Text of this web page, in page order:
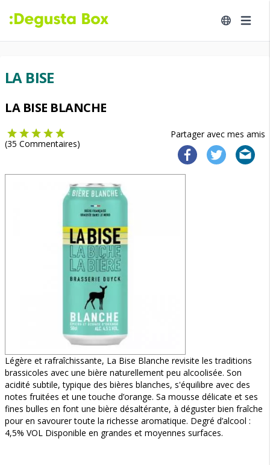
LA BISE
LA BISE BLANCHE
Partager avec mes amis
(35 Commentaires)
Légère et rafraîchissante, La Bise Blanche revisite les traditions
brassicoles avec une bière naturellement peu alcoolisée. Son
acidité subtile, typique des bières blanches, s'équilibre avec des
notes fruitées et une touche d’orange. Sa mousse délicate et ses
fines bulles en font une bière désaltérante, à déguster bien fraîche
pour en savourer toute la richesse aromatique. Degré d’alcool :
4,5% VOL Disponible en grandes et moyennes surfaces.